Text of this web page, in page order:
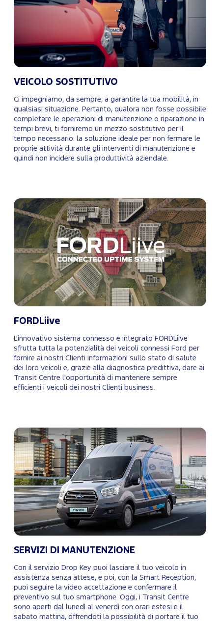
VEICOLO SOSTITUTIVO
Ci impegniamo, da sempre, a garantire la tua mobilità, in
qualsiasi situazione. Pertanto, qualora non fosse possibile
completare le operazioni di manutenzione o riparazione in
tempi brevi, ti forniremo un mezzo sostitutivo per il
tempo necessario: la soluzione ideale per non fermare le
proprie attività durante gli interventi di manutenzione e
quindi non incidere sulla produttività aziendale.
FORDLiive
L'innovativo sistema connesso e integrato FORDLiive
sfrutta tutta la potenzialità dei veicoli connessi Ford per
fornire ai nostri Clienti informazioni sullo stato di salute
dei loro veicoli e, grazie alla diagnostica predittiva, dare ai
Transit Centre l'opportunità di mantenere sempre
efficienti i veicoli dei nostri Clienti business.
SERVIZI DI MANUTENZIONE
Con il servizio Drop Key puoi lasciare il tuo veicolo in
assistenza senza attese, e poi, con la Smart Reception,
puoi seguire la video accettazione e confermare il
preventivo sul tuo smartphone. Oggi, i Transit Centre
sono aperti dal lunedì al venerdì con orari estesi e il
sabato mattina, offrendoti la possibilità di portare il tuo